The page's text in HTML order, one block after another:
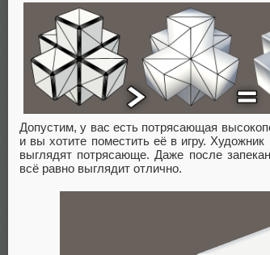
Допустим, у вас есть потрясающая
и вы хотите поместить её в игру.
выглядят потрясающе. Даже после
всё равно выглядит отлично.